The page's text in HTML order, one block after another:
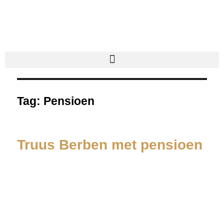
Tag: Pensioen
Truus Berben met pensioen